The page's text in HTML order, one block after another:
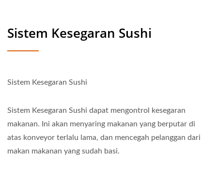
Sistem Kesegaran Sushi
Sistem Kesegaran Sushi
Sistem Kesegaran Sushi dapat mengontrol kesegaran
makanan. Ini akan menyaring makanan yang berputar di
atas konveyor terlalu lama, dan mencegah pelanggan dari
makan makanan yang sudah basi.